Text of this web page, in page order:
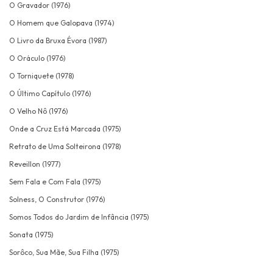
O Gravador (1976)
O Homem que Galopava (1974)
O Livro da Bruxa Évora (1987)
O Oráculo (1976)
O Torniquete (1978)
O Último Capítulo (1976)
O Velho Nô (1976)
Onde a Cruz Está Marcada (1975)
Retrato de Uma Solteirona (1978)
Reveillon (1977)
Sem Fala e Com Fala (1975)
Solness, O Construtor (1976)
Somos Todos do Jardim de Infância (1975)
Sonata (1975)
Sorôco, Sua Mãe, Sua Filha (1975)